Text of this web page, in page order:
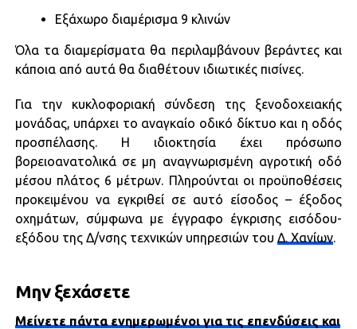
Εξάχωρο διαμέρισμα 9 κλινών
Όλα τα διαμερίσματα θα περιλαμβάνουν βεράντες και
κάποια από αυτά θα διαθέτουν ιδιωτικές πισίνες.
Για την κυκλοφοριακή σύνδεση της ξενοδοχειακής
μονάδας, υπάρχει το αναγκαίο οδικό δίκτυο και η οδός
προσπέλασης. Η ιδιοκτησία έχει πρόσωπο
βορειοανατολικά σε μη αναγνωρισμένη αγροτική οδό
μέσου πλάτος 6 μέτρων. Πληρούνται οι προϋποθέσεις
προκειμένου να εγκριθεί σε αυτό είσοδος – έξοδος
οχημάτων, σύμφωνα με έγγραφο έγκρισης εισόδου-
εξόδου της Δ/νσης τεχνικών υπηρεσιών του Δ. Χανίων.
Μην ξεχάσετε
Μείνετε πάντα ενημερωμένοι για τις επενδύσεις και